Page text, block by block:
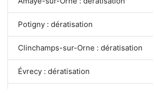
Potigny : dératisation
Clinchamps-sur-Orne : dératisation
Évrecy : dératisation